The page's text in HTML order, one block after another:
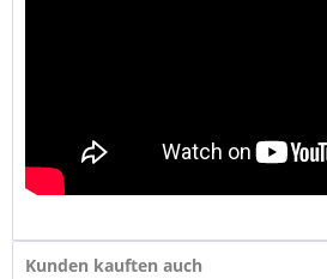
Kunden kauften auch